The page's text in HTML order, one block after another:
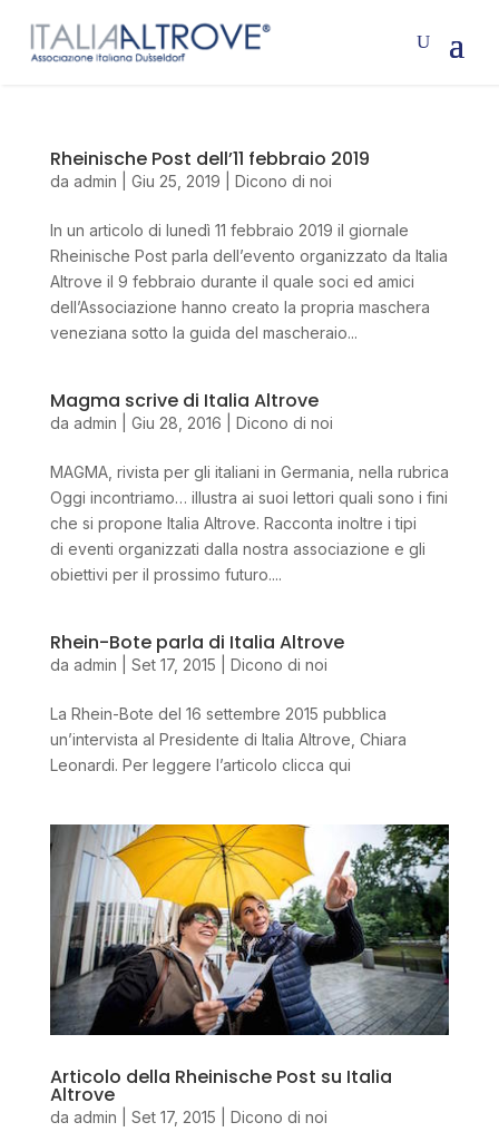
Rheinische Post dell’11 febbraio 2019
da admin Giu 25, 2019 Dicono di noi
In un articolo di lunedì 11 febbraio 2019 il giornale
Rheinische Post parla dell’evento organizzato da Italia
Altrove il 9 febbraio durante il quale soci ed amici
dell’Associazione hanno creato la propria maschera
veneziana sotto la guida del mascheraio...
Magma scrive di Italia Altrove
da admin Giu 28, 2016 Dicono di noi
MAGMA, rivista per gli italiani in Germania, nella rubrica
Oggi incontriamo… illustra ai suoi lettori quali sono i fini
che si propone Italia Altrove. Racconta inoltre i tipi
di eventi organizzati dalla nostra associazione e gli
obiettivi per il prossimo futuro....
Rhein-Bote parla di Italia Altrove
da admin Set 17, 2015 Dicono di noi
La Rhein-Bote del 16 settembre 2015 pubblica
un’intervista al Presidente di Italia Altrove, Chiara
Leonardi. Per leggere l’articolo clicca qui
Articolo della Rheinische Post su Italia
Altrove
da admin Set 17, 2015 Dicono di noi